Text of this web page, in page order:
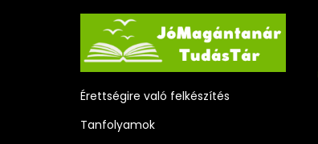
Érettségire való felkészítés
Tanfolyamok